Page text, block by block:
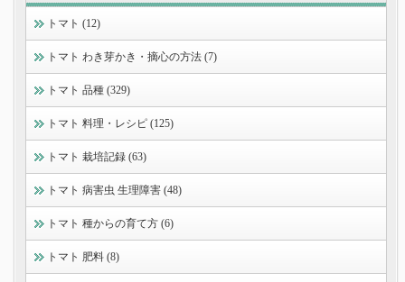
トマト (12)
トマト わき芽かき・摘心の方法 (7)
トマト 品種 (329)
トマト 料理・レシピ (125)
トマト 栽培記録 (63)
トマト 病害虫 生理障害 (48)
トマト 種からの育て方 (6)
トマト 肥料 (8)